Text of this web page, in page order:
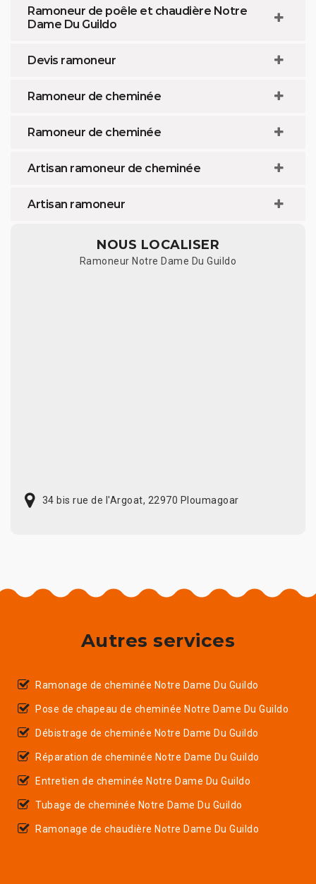
Ramoneur de poêle et chaudière Notre
Dame Du Guildo
Devis ramoneur
Ramoneur de cheminée
Ramoneur de cheminée
Artisan ramoneur de cheminée
Artisan ramoneur
NOUS LOCALISER
Ramoneur Notre Dame Du Guildo
34 bis rue de l'Argoat, 22970 Ploumagoar
Autres services
Ramonage de cheminée Notre Dame Du Guildo
Pose de chapeau de cheminée Notre Dame Du Guildo
Débistrage de cheminée Notre Dame Du Guildo
Réparation de cheminée Notre Dame Du Guildo
Entretien de cheminée Notre Dame Du Guildo
Tubage de cheminée Notre Dame Du Guildo
Ramonage de chaudière Notre Dame Du Guildo